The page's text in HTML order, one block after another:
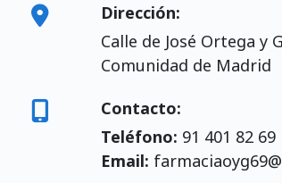
Dirección:
Calle de José Ortega y
Comunidad de Madrid
Contacto:
Teléfono: 91 401 82 69
Email: